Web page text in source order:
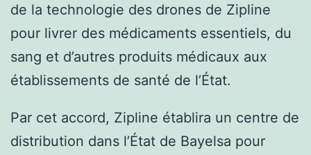
de la technologie des drones de Zipline
pour livrer des médicaments essentiels, du
sang et d’autres produits médicaux aux
établissements de santé de l’État.
Par cet accord, Zipline établira un centre de
distribution dans l’État de Bayelsa pour